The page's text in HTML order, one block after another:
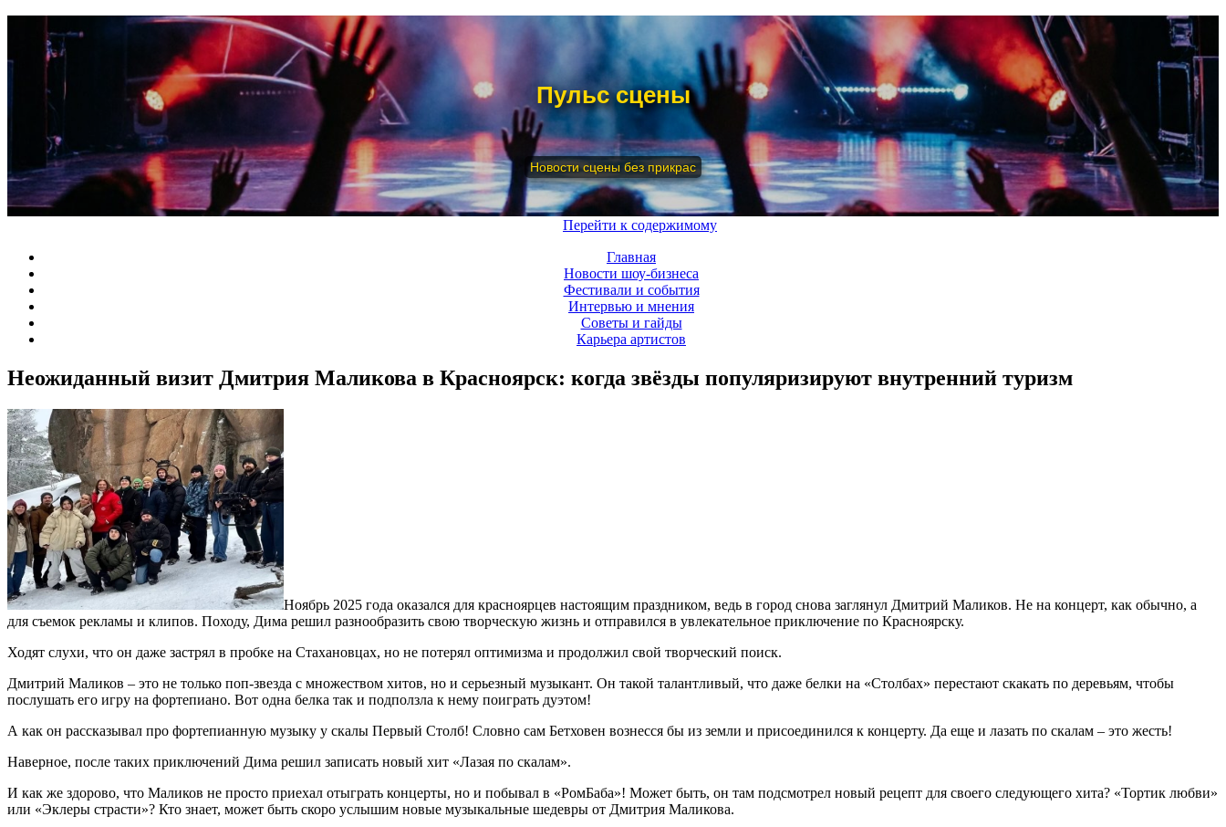
Пульс сцены
Новости сцены без прикрас
Перейти к содержимому
Главная
Новости шоу-бизнеса
Фестивали и события
Интервью и мнения
Советы и гайды
Карьера артистов
Неожиданный визит Дмитрия Маликова в Красноярск: когда звёзды популяризируют внутренний туризм
Ноябрь 2025 года оказался для красноярцев настоящим праздником, ведь в город снова заглянул Дмитрий Маликов. Не на концерт, как обычно, а
для съемок рекламы и клипов. Походу, Дима решил разнообразить свою творческую жизнь и отправился в увлекательное приключение по Красноярску.
Ходят слухи, что он даже застрял в пробке на Стахановцах, но не потерял оптимизма и продолжил свой творческий поиск.
Дмитрий Маликов – это не только поп-звезда с множеством хитов, но и серьезный музыкант. Он такой талантливый, что даже белки на «Столбах» перестают скакать по деревьям, чтобы
послушать его игру на фортепиано. Вот одна белка так и подползла к нему поиграть дуэтом!
А как он рассказывал про фортепианную музыку у скалы Первый Столб! Словно сам Бетховен вознесся бы из земли и присоединился к концерту. Да еще и лазать по скалам – это жесть!
Наверное, после таких приключений Дима решил записать новый хит «Лазая по скалам».
И как же здорово, что Маликов не просто приехал отыграть концерты, но и побывал в «РомБаба»! Может быть, он там подсмотрел новый рецепт для своего следующего хита? «Тортик любви»
или «Эклеры страсти»? Кто знает, может быть скоро услышим новые музыкальные шедевры от Дмитрия Маликова.